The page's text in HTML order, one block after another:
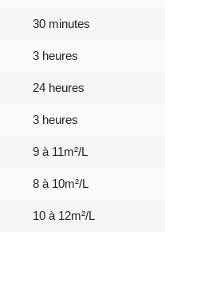
30 minutes
3 heures
24 heures
3 heures
9 à 11m²/L
8 à 10m²/L
10 à 12m²/L